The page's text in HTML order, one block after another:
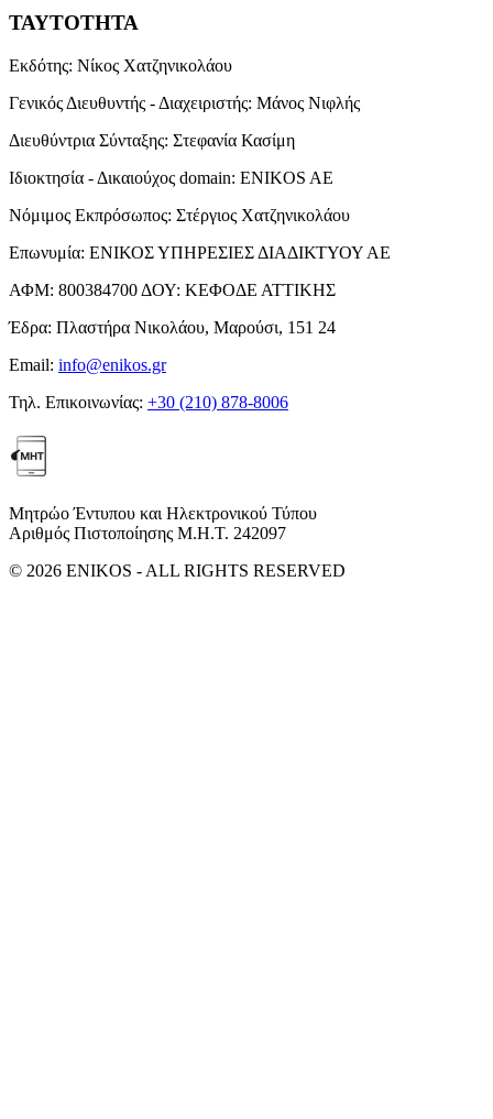
ΤΑΥΤΟΤΗΤΑ
Εκδότης: Νίκος Χατζηνικολάου
Γενικός Διευθυντής - Διαχειριστής: Μάνος Νιφλής
Διευθύντρια Σύνταξης: Στεφανία Κασίμη
Ιδιοκτησία - Δικαιούχος domain: ENIKOS AE
Νόμιμος Εκπρόσωπος: Στέργιος Χατζηνικολάου
Επωνυμία: ΕΝΙΚΟΣ ΥΠΗΡΕΣΙΕΣ ΔΙΑΔΙΚΤΥΟΥ ΑΕ
ΑΦΜ: 800384700 ΔΟΥ: ΚΕΦΟΔΕ ΑΤΤΙΚΗΣ
Έδρα: Πλαστήρα Νικολάου, Μαρούσι, 151 24
Email: info@enikos.gr
Τηλ. Επικοινωνίας: +30 (210) 878-8006
Μητρώο Έντυπου και Ηλεκτρονικού Τύπου
Αριθμός Πιστοποίησης Μ.Η.Τ. 242097
© 2026 ENIKOS - ALL RIGHTS RESERVED